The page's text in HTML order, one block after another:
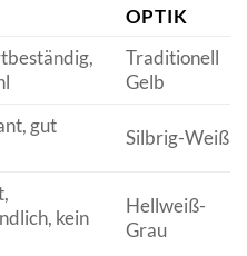
OPTIK
Traditionell
Gelb
gut
Silbrig-Weiß
kein
Hellweiß-
Grau